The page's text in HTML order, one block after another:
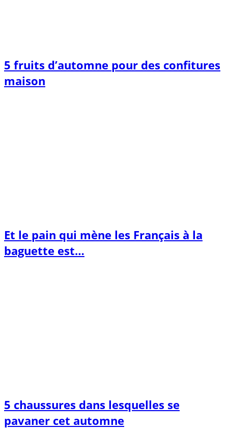
5 fruits d’automne pour des confitures
maison
Et le pain qui mène les Français à la
baguette est…
5 chaussures dans lesquelles se
pavaner cet automne